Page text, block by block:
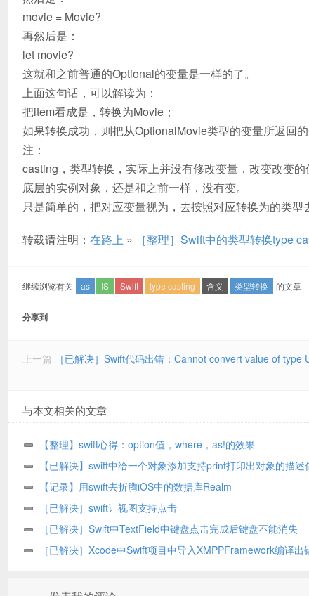
movie = Movie?
再然后是：
let movie?
这就和之前普通的Optional的变量是一样的了。
上面这句话，可以解读为：
把item看成是，转换为Movie；
如果转换成功，则把从OptionalMovie类型的变量所返回
注：
casting，类型转换，实际上并没有修改变量，改变改变的
底层的实例对象，还是和之前一样，没有变。
只是简单的，把对应变量视为，去按照对应转换为的类型
转载请注明： 在路上 » ［整理］Swift中的类型转换type
继续浏览有关 as IS Swift type casting 含义 类型转换 的文章
分享到
上一篇
［已解决］Swift代码出错：Cannot convert value of
与本文相关的文章
【整理】swift心得：option值，where，as!的效果
【已解决】swift中给一个对象添加支持print打印出对象的描述
【记录】用swift去折腾iOS中的数据库Realm
［已解决］swift让视图支持点击
［已解决］Swift中TextField中键盘点击完成后键盘不能消失
［已解决］Xcode中Swift项目中导入XMPPFramework编译出